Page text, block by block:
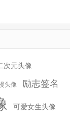
次元头像
头像 励志签名
可爱女生头像